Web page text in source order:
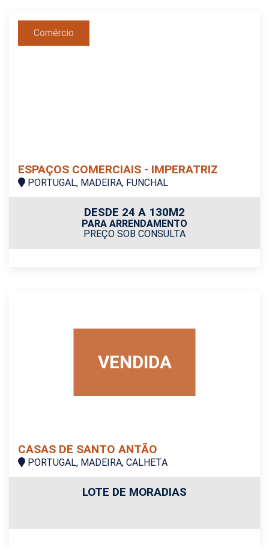
Comércio
ESPAÇOS COMERCIAIS - IMPERATRIZ
PORTUGAL, MADEIRA, FUNCHAL
DESDE 24 A 130M2
PARA ARRENDAMENTO
PREÇO SOB CONSULTA
VENDIDA
CASAS DE SANTO ANTÃO
PORTUGAL, MADEIRA, CALHETA
LOTE DE MORADIAS